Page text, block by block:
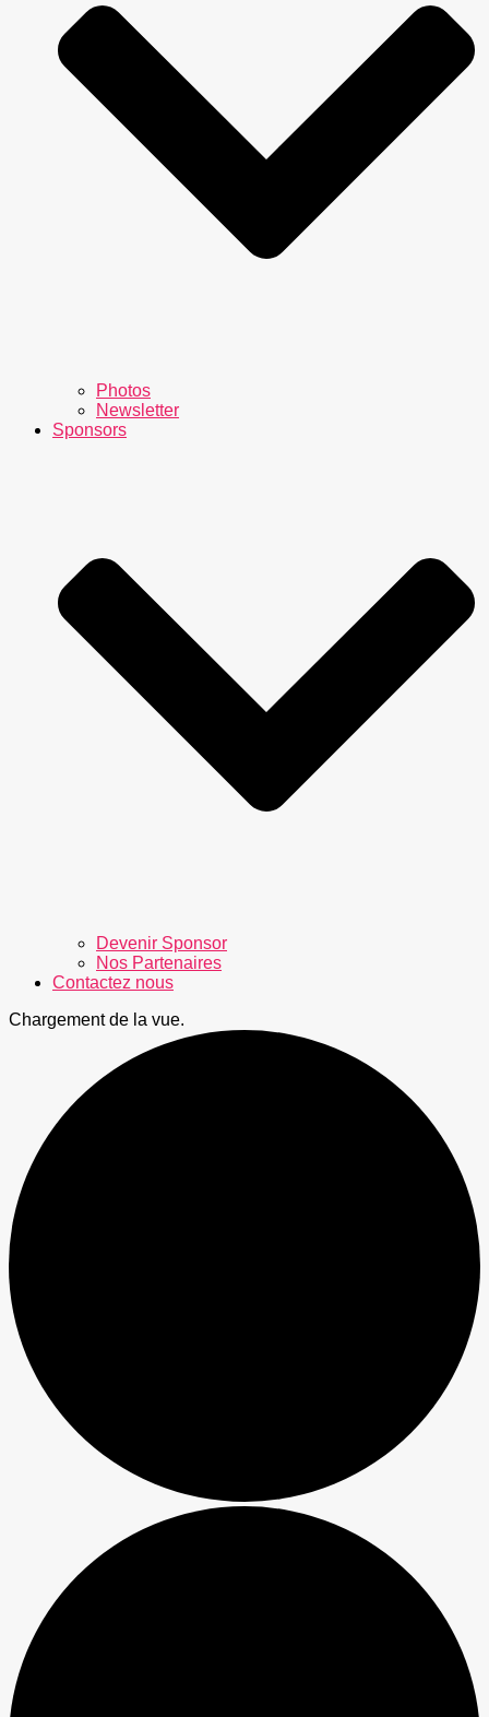
Photos
Newsletter
Sponsors
Devenir Sponsor
Nos Partenaires
Contactez nous
Chargement de la vue.